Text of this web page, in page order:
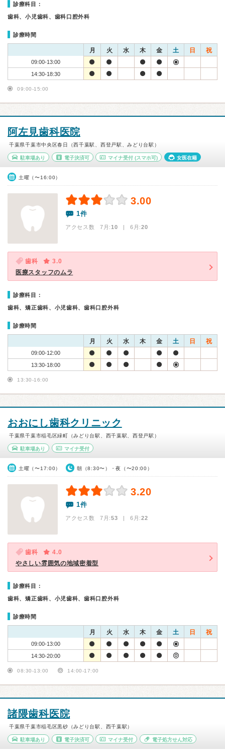
診療科目：
歯科、小児歯科、歯科口腔外科
診療時間
月 火 水 木 金 土 日 祝
09:00-13:00
14:30-18:30
09:00-15:00
阿左見歯科医院
千葉県千葉市中央区春日（西千葉駅、西登戸駅、みどり台駅）
駐車場あり 電子決済可 マイナ受付 (スマホ可) 女医在籍
土曜（〜16:00）
3.00
1件
アクセス数 7月:10 | 6月:20
歯科
3.0
医療スタッフのムラ
診療科目：
歯科、矯正歯科、小児歯科、歯科口腔外科
診療時間
月 火 水 木 金 土 日 祝
09:00-12:00
13:30-18:00
13:30-16:00
おおにし歯科クリニック
千葉県千葉市稲毛区緑町（みどり台駅、西千葉駅、西登戸駅）
駐車場あり マイナ受付
土曜（〜17:00） 朝（8:30〜）・夜（〜20:00）
3.20
1件
アクセス数 7月:53 | 6月:22
歯科
4.0
やさしい雰囲気の地域密着型
診療科目：
歯科、矯正歯科、小児歯科、歯科口腔外科
診療時間
月 火 水 木 金 土 日 祝
09:00-13:00
14:30-20:00
08:30-13:00 14:00-17:00
諸隈歯科医院
千葉県千葉市稲毛区黒砂（みどり台駅、西千葉駅）
駐車場あり 電子決済可 マイナ受付 電子処方せん対応